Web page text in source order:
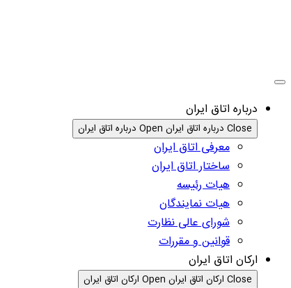
درباره اتاق ایران
Close درباره اتاق ایران Open درباره اتاق ایران
معرفی اتاق ایران
ساختار اتاق ایران
هیات رئیسه
هیات نمایندگان
شورای عالی نظارت
قوانین و مقررات
ارکان اتاق ایران
Close ارکان اتاق ایران Open ارکان اتاق ایران